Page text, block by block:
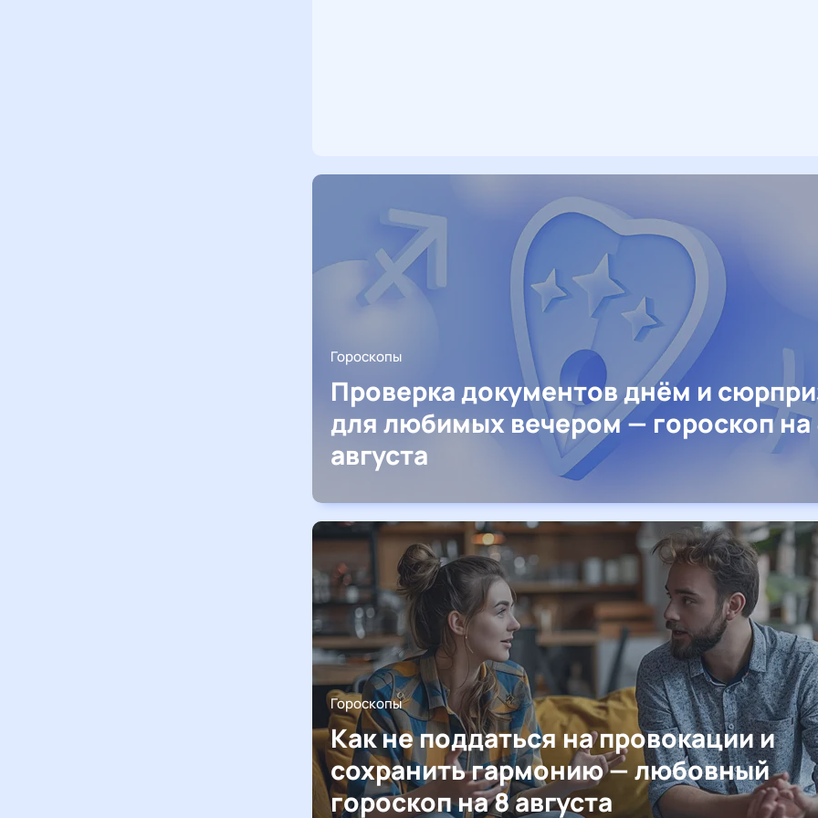
Гороскопы
Проверка документов днём и
для любимых вечером — гороскоп на
августа
Гороскопы
Как не поддаться на провокации и
сохранить гармонию — любовный
гороскоп на 8 августа